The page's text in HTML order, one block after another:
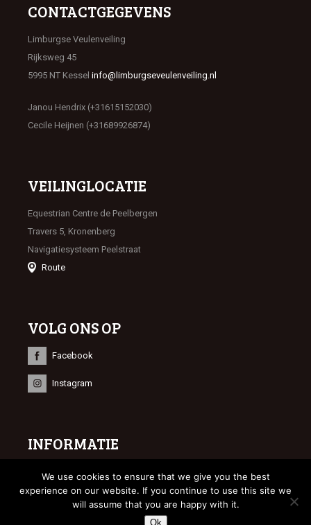
CONTACTGEGEVENS
Limburgse Veulenveiling
Rijksweg 45
5995 NT Kessel info@limburgseveulenveiling.nl
Janou Hendrix (+31615152030)
Cecile Heijnen (+31689926874)
VEILINGLOCATIE
Equestrian Centre de Peelbergen
Travers 5, Kronenberg
Navigatiesysteem Peelstraat
Route
VOLG ONS OP
Facebook
Instagram
INFORMATIE
© 2023 Limburgse Veulenveiling
WebdesignBonsai media
We use cookies to ensure that we give you the best
experience on our website. If you continue to use this site we
will assume that you are happy with it.
Ok